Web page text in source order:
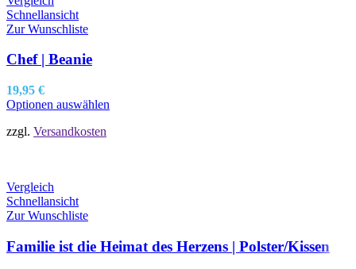
Schnellansicht
Zur Wunschliste
Chef | Beanie
19,95 €
Optionen auswählen
zzgl. Versandkosten
Vergleich
Schnellansicht
Zur Wunschliste
Familie ist die Heimat des Herzens | Polster/Kissen